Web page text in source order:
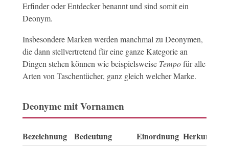
Erfinder oder Entdecker benannt und sind somit ein
Deonym.
Insbesondere Marken werden manchmal zu Deonymen,
die dann stellvertretend für eine ganze Kategorie an
Dingen stehen können wie beispielsweise Tempofür alle
Arten von Taschentücher, ganz gleich welcher Marke.
Deonyme mit Vornamen
Bezeichnung Bedeutung Einordnung Herkunft